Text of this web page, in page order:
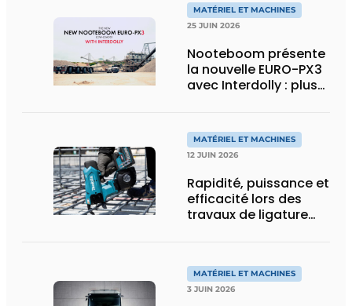
MATÉRIEL ET MACHINES
25 JUIN 2026
Nooteboom présente
la nouvelle EURO-PX3
avec Interdolly : plus
transport spécial
MATÉRIEL ET MACHINES
12 JUIN 2026
Rapidité, puissance et
efficacité lors des
travaux de ligature
MATÉRIEL ET MACHINES
3 JUIN 2026